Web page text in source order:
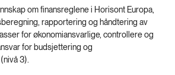
om finansreglene i Horisont Europa,
rapportering og håndtering av
for økonomiansvarlige, controllere og
for budsjettering og
3).